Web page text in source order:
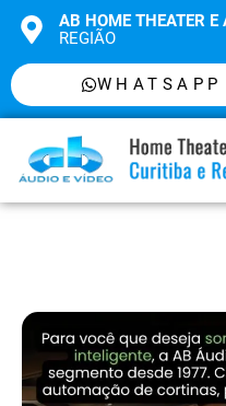
AB HOME THEATER E
REGIÃO
WHATSAPP